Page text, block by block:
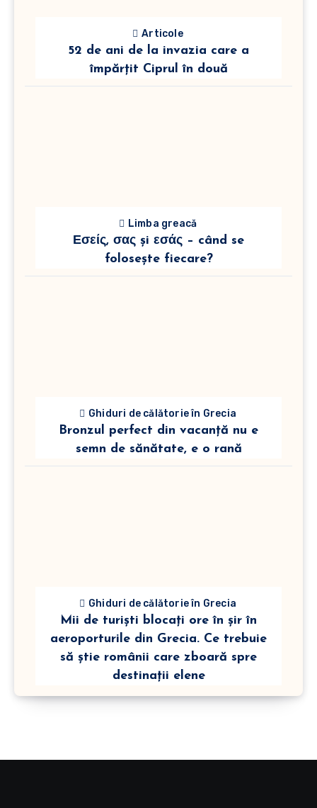
Articole
52 de ani de la invazia care a
împărțit Ciprul în două
Limba greacă
Εσείς, σας și εσάς – când se
folosește fiecare?
Ghiduri de călătorie în Grecia
Bronzul perfect din vacanță nu e
semn de sănătate, e o rană
Ghiduri de călătorie în Grecia
Mii de turiști blocați ore în șir în
aeroporturile din Grecia. Ce trebuie
să știe românii care zboară spre
destinații elene